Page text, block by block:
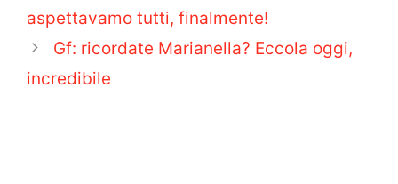
aspettavamo tutti, finalmente!
Gf: ricordate Marianella? Eccola oggi,
incredibile